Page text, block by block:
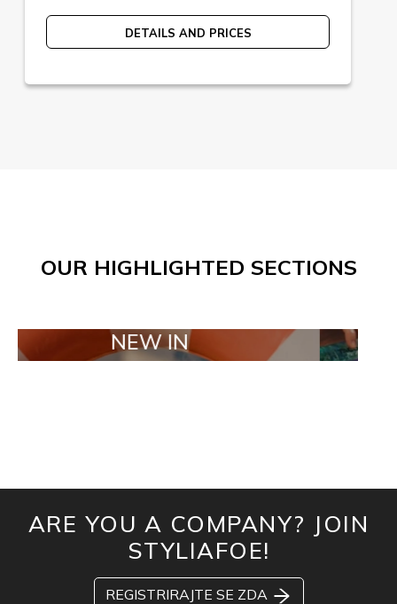
DETAILS AND PRICES
OUR HIGHLIGHTED SECTIONS
NEW IN TAILOR
ARE YOU A COMPANY? JOIN
STYLIAFOE!
REGISTRIRAJTE SE ZDA